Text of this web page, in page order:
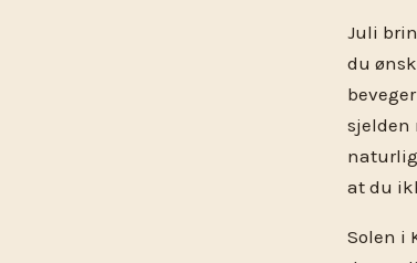
Juli
du
sjelden
at du
Solen i